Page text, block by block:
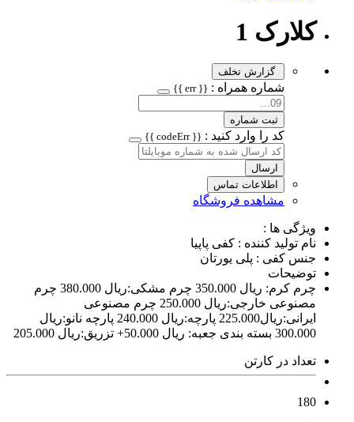
کلارک 1
گزارش تخلف
شماره همراه : {{ err }}
ثبت شماره
کد را وارد کنید : {{ codeErr }}
ارسال
اطلاعات تماس
مشاهده فروشگاه
ویژگی ها :
نام تولید کننده : کفی پاپیا
جنس کفی : پلی یورتان
توضیحات
چرم کرم: ریال 350.000 چرم مشکی:ريال 380.000 چرم
مصنوعی خارجی:ريال 250.000 چرم مصنوعی
ایرانی:ريال225.000 پارچه:ريال 240.000 پارچه نانو:ريال
300.000 بسته بندی جعبه: ريال 50.000+ تزریق:ريال 205.000
تعداد در کارتن
180